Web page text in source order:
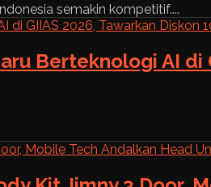
semakin kompetitif....
Berteknologi AI di